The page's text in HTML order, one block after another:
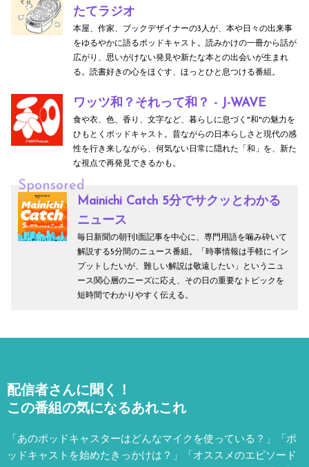
たてラジオ
本屋、作家、ブックデザイナーの3人が、本や日々の出来事
をゆるやかに語るポッドキャスト。読みかけの一冊から話が
広がり、思いがけない発見や新たな本との出会いが生まれ
る。読書好きの心をほぐす、ほっとひと息つける番組。
ワッツ和？それって和？ - J-WAVE
食や衣、色、香り、文字など、暮らしに息づく"和"の魅力を
ひもとくポッドキャスト。昔ながらの日本らしさと現代の感
性を行き来しながら、何気ない日常に隠れた「和」を、新た
な視点で再発見できるかも。
Sponsored
Mainichi Catch 5分でサクッとわかる
ニュース
毎日新聞の朝刊1面記事を中心に、専門用語を噛み砕いて
解説する5分間のニュース番組。「時事情報は手軽にイン
プットしたいが、難しい解説は敬遠したい」というニュ
ース関心層のニーズに応え、その日の重要なトピックを
短時間でわかりやすく伝える。
配信者さんに聞く！
この番組の気になるあれこれ
「あのポッドキャスターはどんなマイクを使っている？」「ポ
ッドキャストを始めたきっかけは？」「オススメのエピソード